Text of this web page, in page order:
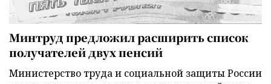
Минтруд предложил расширить список
получателей двух пенсий
Министерство труда и социальной защиты России